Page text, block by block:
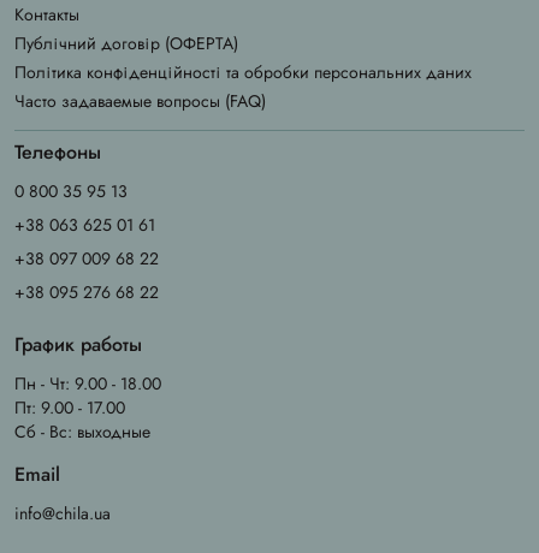
Контакты
Публічний договір (ОФЕРТА)
Політика конфіденційності та обробки персональних даних
Часто задаваемые вопросы (FAQ)
Телефоны
0 800 35 95 13
+38 063 625 01 61
+38 097 009 68 22
+38 095 276 68 22
График работы
Пн - Чт: 9.00 - 18.00
Пт: 9.00 - 17.00
Сб - Вс: выходные
Email
info@chila.ua